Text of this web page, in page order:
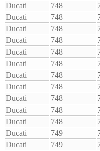
Ducati
748
Ducati
748
Ducati
748
Ducati
748
Ducati
748
Ducati
748
Ducati
748
Ducati
748
Ducati
748
Ducati
748
Ducati
748
Ducati
749
Ducati
749